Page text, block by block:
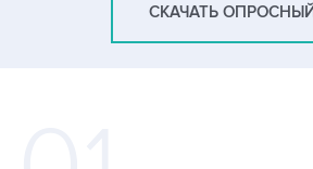
СКАЧАТЬ